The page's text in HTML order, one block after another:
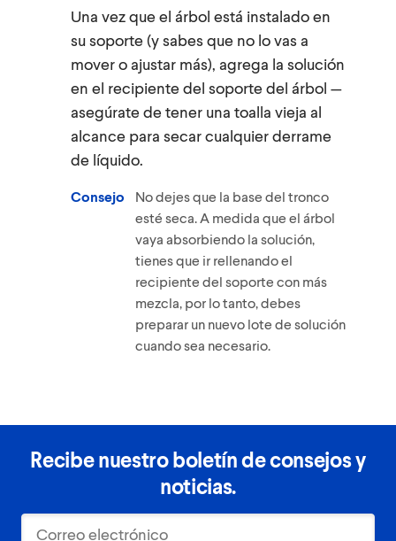
Una vez que el árbol está instalado en
su soporte (y sabes que no lo vas a
mover o ajustar más), agrega la solución
en el recipiente del soporte del árbol —
asegúrate de tener una toalla vieja al
alcance para secar cualquier derrame
de líquido.
Consejo
No dejes que la base del tronco
esté seca. A medida que el árbol
vaya absorbiendo la solución,
tienes que ir rellenando el
recipiente del soporte con más
mezcla, por lo tanto, debes
preparar un nuevo lote de solución
cuando sea necesario.
Recibe nuestro boletín de consejos y
noticias.